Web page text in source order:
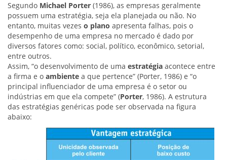
Segundo Michael Porter (1986), as empresas geralmente
possuem uma estratégia, seja ela planejada ou não. No
entanto, muitas vezes o plano apresenta falhas, pois o
desempenho de uma empresa no mercado é dado por
diversos fatores como: social, político, econômico, setorial,
entre outros.
Assim, “o desenvolvimento de uma estratégia acontece entre
a firma e o ambiente a que pertence” (Porter, 1986) e “o
principal influenciador de uma empresa é o setor ou
indústrias em que ela compete” (Porter, 1986). A estrutura
das estratégias genéricas pode ser observada na figura
abaixo: